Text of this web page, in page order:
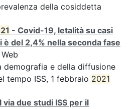
della cosiddetta
- Covid-19, letalità su casi
del 2,4% nella seconda fase
demografia e della diffusione
tempo ISS, 1 febbraio 2021
via due studi ISS per il